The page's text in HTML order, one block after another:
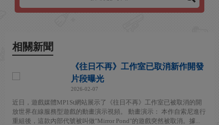
相關新聞
《往日不再》工作室已取消新作開發
片段曝光
2026-02-07
近日，遊戲媒體MP1St網站展示了《往日不再》工作室已被取消的開
放世界在線服務型遊戲的動畫演示視頻。 動畫演示： 本作自索尼進行
重組後，這款內部代號被叫做"Mirror Pond"的遊戲突然被取消。據...